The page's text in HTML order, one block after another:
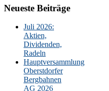
Neueste Beiträge
Juli 2026:
Aktien,
Dividenden,
Radeln
Hauptversammlung
Oberstdorfer
Bergbahnen
AG 2026